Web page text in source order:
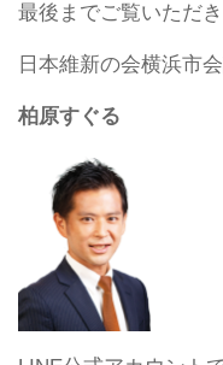
最後までご覧いただ
日本維新の会横浜市
柏原すぐる